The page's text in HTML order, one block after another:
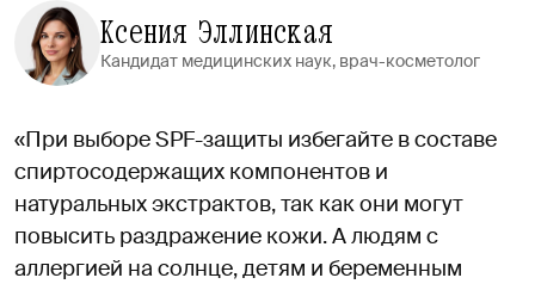
Ксения Эллинская
Кандидат медицинских наук, врач-косметолог
«При выборе SPF-защиты избегайте в составе
спиртосодержащих компонентов и
натуральных экстрактов, так как они могут
повысить раздражение кожи. А людям с
аллергией на солнце, детям и беременным